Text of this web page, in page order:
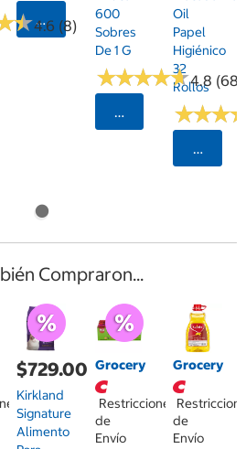
Postal
★
★4.6 (8)
Código Postal
Agregar
600
Sobres
De 1 G
★★★★★
★★★★★4.8 (68)
Seleccionar
Oil
Papel
Higiénico
32
Rollos
★★★
★★★
Compraron...
$729.00
Kirkland
Signature
Alimento
Grocery
Restricciones
de
Envío
Grocery
de
Envío